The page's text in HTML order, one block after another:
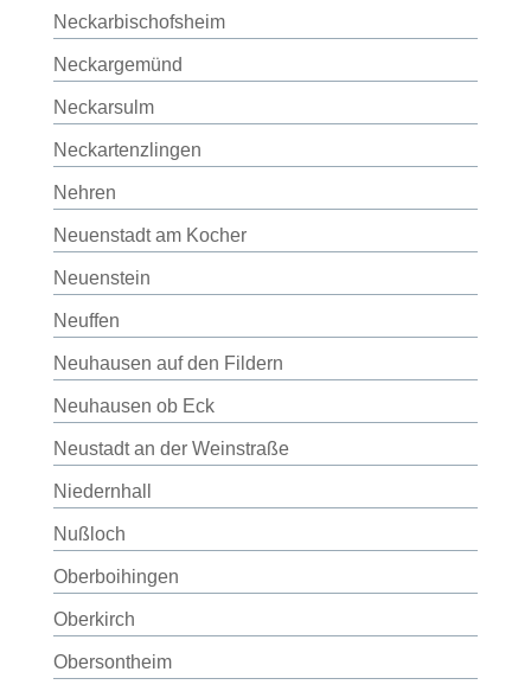
Neckarbischofsheim
Neckargemünd
Neckarsulm
Neckartenzlingen
Nehren
Neuenstadt am Kocher
Neuenstein
Neuffen
Neuhausen auf den Fildern
Neuhausen ob Eck
Neustadt an der Weinstraße
Niedernhall
Nußloch
Oberboihingen
Oberkirch
Obersontheim